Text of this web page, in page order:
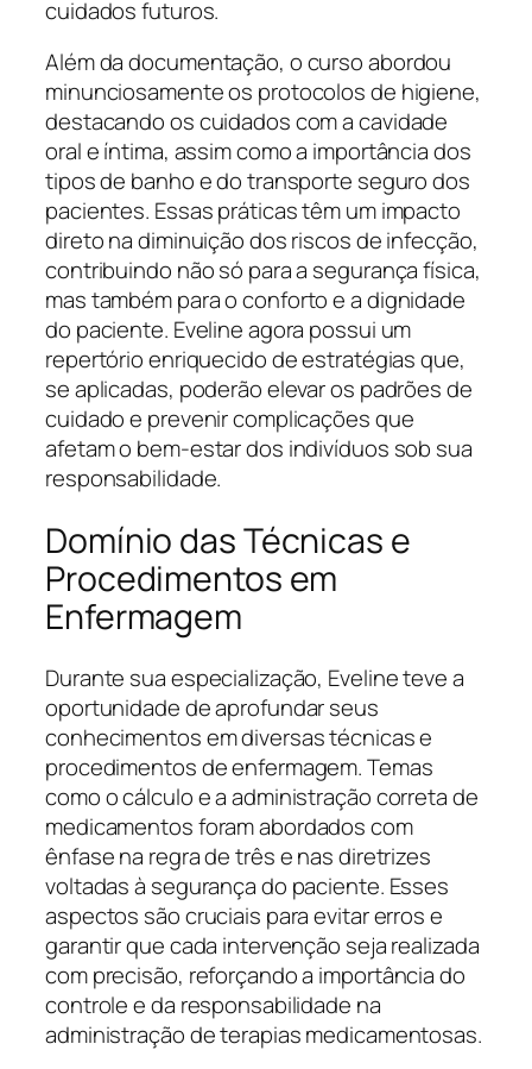
cuidados futuros.
Além da documentação, o curso abordou
minunciosamente os protocolos de higiene,
destacando os cuidados com a cavidade
oral e íntima, assim como a importância dos
tipos de banho e do transporte seguro dos
pacientes. Essas práticas têm um impacto
direto na diminuição dos riscos de infecção,
contribuindo não só para a segurança física,
mas também para o conforto e a dignidade
do paciente. Eveline agora possui um
repertório enriquecido de estratégias que,
se aplicadas, poderão elevar os padrões de
cuidado e prevenir complicações que
afetam o bem-estar dos indivíduos sob sua
responsabilidade.
Domínio das Técnicas e
Procedimentos em
Enfermagem
Durante sua especialização, Eveline teve a
oportunidade de aprofundar seus
conhecimentos em diversas técnicas e
procedimentos de enfermagem. Temas
como o cálculo e a administração correta de
medicamentos foram abordados com
ênfase na regra de três e nas diretrizes
voltadas à segurança do paciente. Esses
aspectos são cruciais para evitar erros e
garantir que cada intervenção seja realizada
com precisão, reforçando a importância do
controle e da responsabilidade na
administração de terapias medicamentosas.